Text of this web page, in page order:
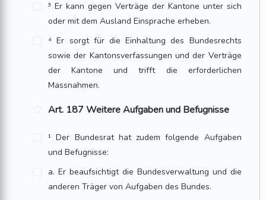
³ Er kann gegen Verträge der Kantone unter sich
oder mit dem Ausland Einsprache erheben.
⁴ Er sorgt für die Einhaltung des Bundesrechts
sowie der Kantonsverfassungen und der Verträge
der Kantone und trifft die erforderlichen
Massnahmen.
Art. 187 Weitere Aufgaben und Befugnisse
¹ Der Bundesrat hat zudem folgende Aufgaben
und Befugnisse:
a. Er beaufsichtigt die Bundesverwaltung und die
anderen Träger von Auf­gaben des Bundes.